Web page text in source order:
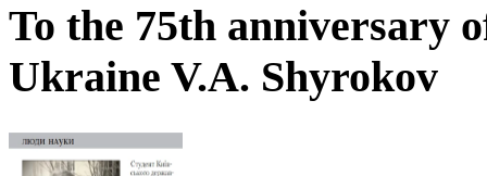
To the 75th anniversary
Ukraine V.A. Shyrokov